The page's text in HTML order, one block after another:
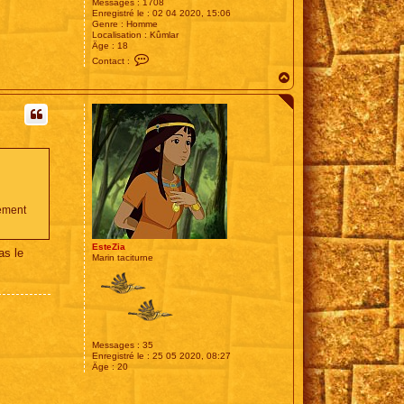
Messages : 1708
Enregistré le : 02 04 2020, 15:06
Genre : Homme
Localisation : Kûmlar
Âge : 18
Contact :
t
c
t
e
E
t
e
a
u
EsteZia
Marin taciturne
Messages : 35
Enregistré le : 25 05 2020, 08:27
Âge : 20
le